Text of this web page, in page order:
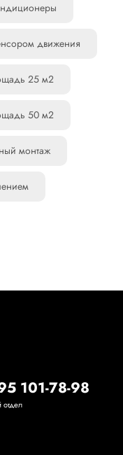
движения
25 м2
50 м2
монтаж
101-78-98
отдел